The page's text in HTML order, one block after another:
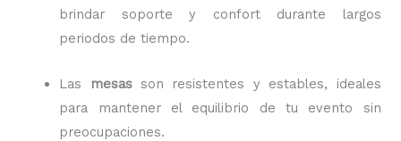
brindar soporte y confort durante largos
periodos de tiempo.
Las mesasson resistentes y estables, ideales
para mantener el equilibrio de tu evento sin
preocupaciones.